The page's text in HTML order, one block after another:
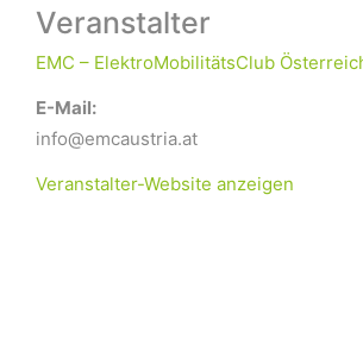
Veranstalter
EMC – ElektroMobilitätsClub
E-Mail:
info@emcaustria.at
Veranstalter-Website anzeigen